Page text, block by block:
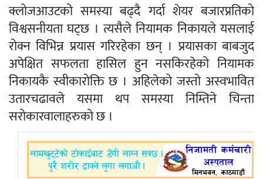
क्लोजआउटको समस्या बढ्दै गर्दा शेयर बजारप्रतिको
विश्वसनीयता घट्छ । त्यसैले नियामक निकायले यसलाई
रोक्न विभिन्न प्रयास गरिरहेका छन् । प्रयासका बाबजुद
अपेक्षित सफलता हासिल हुन नसकिरहेको नियामक
निकायकै स्वीकारोक्ति छ । अहिलेको जस्तो अस्वभावित
उतारचढावले यसमा थप समस्या निम्तिने चिन्ता
सरोकारवालाहरुको छ ।